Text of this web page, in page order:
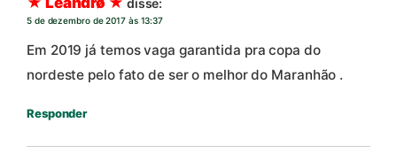
5 de dezembro de 2017 às 13:37
Em 2019 já temos vaga garantida pra copa do
nordeste pelo fato de ser o melhor do Maranhão .
Responder